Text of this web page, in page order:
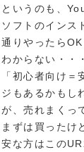
というのも、
ソフトのインス
通りやったら
わからない・・
「初心者向け
ジもあるかもし
が、売れまくっ
まずは買ったけ
安な方はこの